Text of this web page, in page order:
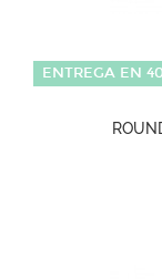
ENTREGA EN